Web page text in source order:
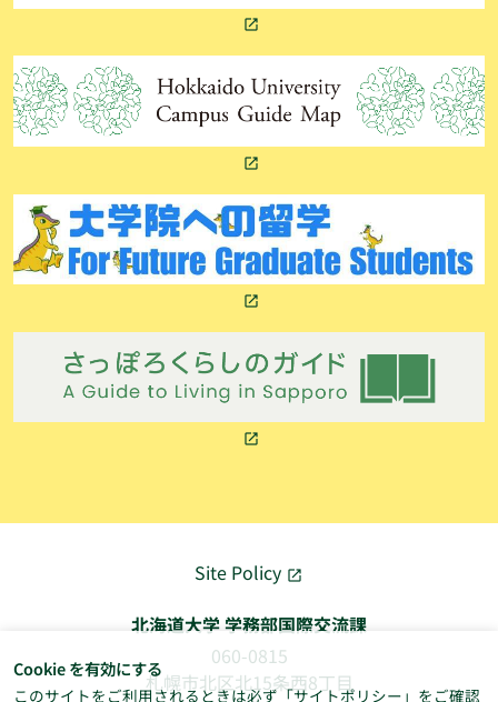
Cookie を有効にする
このサイトをご利用されるときは必ず「サイトポリシー 」をご確認
Site Policy
北海道大学 学務部国際交流課
060-0815
札幌市北区北15条西8丁目